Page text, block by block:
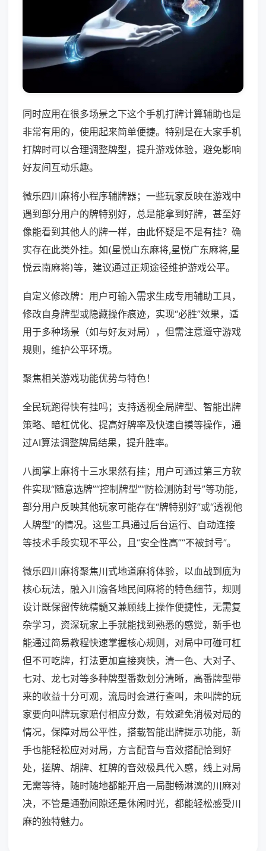
同时应用在很多场景之下这个手机打牌计算辅助也是
非常有用的，使用起来简单便捷。特别是在大家手机
打牌时可以合理调整牌型，提升游戏体验，避免影响
好友间互动乐趣。
微乐四川麻将小程序辅牌器；一些玩家反映在游戏中
遇到部分用户的牌特别好，总是能拿到好牌，甚至好
像能看到其他人的牌一样，由此怀疑是不是有挂？确
实存在此类外挂。如(星悦山东麻将,星悦广东麻将,星
悦云南麻将)等，建议通过正规途径维护游戏公平。
自定义修改牌：用户可输入需求生成专用辅助工具，
修改自身牌型或隐藏操作痕迹，实现“必胜”效果，适
用于多种场景（如与好友对局），但需注意遵守游戏
规则，维护公平环境。
聚焦相关游戏功能优势与特色！
全民玩跑得快有挂吗；支持透视全局牌型、智能出牌
策略、暗杠优化、提高好牌率及快速自摸等操作，通
过AI算法调整牌局结果，提升胜率。
八闽掌上麻将十三水果然有挂；用户可通过第三方软
件实现“随意选牌”“控制牌型”“防检测防封号”等功能，
部分用户反映其他玩家可能存在“牌特别好”或“透视他
人牌型”的情况。这些工具通过后台运行、自动连接
等技术手段实现不平公，且“安全性高”“不被封号”。
微乐四川麻将聚焦川式地道麻将体验，以血战到底为
核心玩法，融入川渝各地民间麻将的特色细节，规则
设计既保留传统精髓又兼顾线上操作便捷性，无需复
杂学习，资深玩家上手就能找到熟悉的感觉，新手也
能通过简易教程快速掌握核心规则，对局中可碰可杠
但不可吃牌，打法更加直接爽快，清一色、大对子、
七对、龙七对等多种牌型番数划分清晰，高番牌型带
来的收益十分可观，流局时会进行查叫，未叫牌的玩
家要向叫牌玩家赔付相应分数，有效避免消极对局的
情况，保障对局公平性，搭载智能出牌提示功能，新
手也能轻松应对对局，方言配音与音效搭配恰到好
处，搓牌、胡牌、杠牌的音效极具代入感，线上对局
无需等待，随时随地都能开启一局酣畅淋漓的川麻对
决，不管是通勤间隙还是休闲时光，都能轻松感受川
麻的独特魅力。